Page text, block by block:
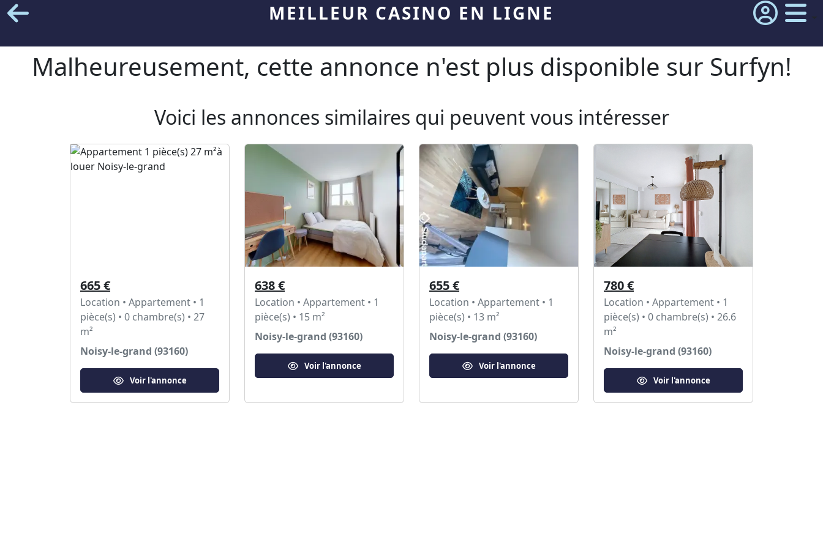
MEILLEUR CASINO EN LIGNE
Malheureusement, cette annonce n'est plus disponible sur Surfyn!
Voici les annonces similaires qui peuvent vous intéresser
665 €
Location • Appartement • 1
pièce(s) • 0 chambre(s) • 27
m²
Noisy-le-grand (93160)
Voir l'annonce
638 €
Location • Appartement • 1
pièce(s) • 15 m²
Noisy-le-grand (93160)
Voir l'annonce
655 €
Location • Appartement • 1
pièce(s) • 13 m²
Noisy-le-grand (93160)
Voir l'annonce
780 €
Location • Appartement • 1
pièce(s) • 0 chambre(s) • 26.6
m²
Noisy-le-grand (93160)
Voir l'annonce